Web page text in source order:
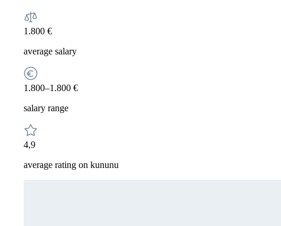
1.800 €
average salary
1.800–1.800 €
salary range
4,9
average rating on kununu